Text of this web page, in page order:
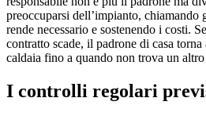
preoccuparsi dell’impianto, chiamando
rende necessario e sostenendo i costi.
contratto scade, il padrone di casa torna
caldaia fino a quando non trova un
I controlli regolari